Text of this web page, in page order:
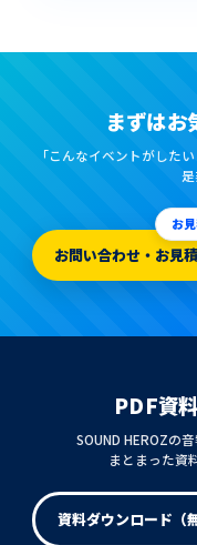
まずはお
「こんなイベントがした
お
お問い合わせ・お見
PDF資
SOUND HEROZの
まとまった資
資料ダウンロード（